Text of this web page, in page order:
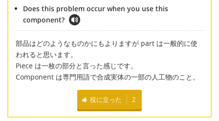
Does this problem occur when you use this
component?
部品はどのようなものかにもよりますが part は一般的に使
われると思います。
Piece は一枚の部分と言った感じです。
Component は専門用語で合成実体の一部の人工物のこと。
役に立った 2